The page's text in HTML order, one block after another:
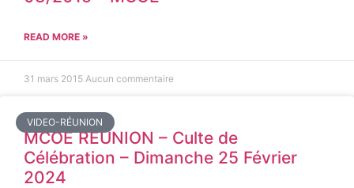
READ MORE »
31 mars 2015 Aucun commentaire
VIDEO-RÉUNION
MCOE REUNION – Culte de
Célébration – Dimanche 25 Février
2024